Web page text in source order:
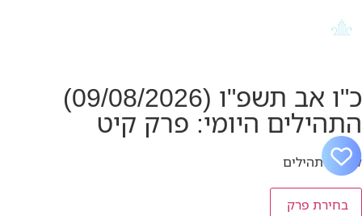
כ"ו אב תשפ"ו (09/08/2026)
התהילים היומי: פרק קיט
קריאת תהילים
בחירת פרק